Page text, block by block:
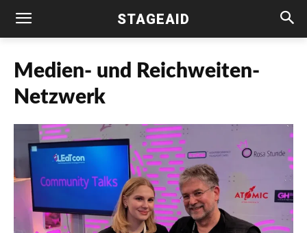
STAGEAID
Medien- und Reichweiten-
Netzwerk